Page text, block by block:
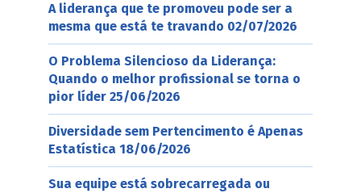
A liderança que te promoveu pode ser a
mesma que está te travando 02/07/2026
O Problema Silencioso da Liderança:
Quando o melhor profissional se torna o
pior líder 25/06/2026
Diversidade sem Pertencimento é Apenas
Estatística 18/06/2026
Sua equipe está sobrecarregada ou